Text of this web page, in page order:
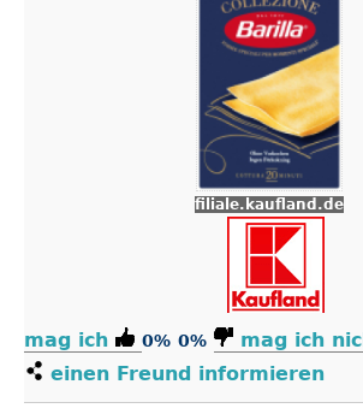
filiale.kaufland.de
mag ich 0% 0% mag ich
einen Freund informieren